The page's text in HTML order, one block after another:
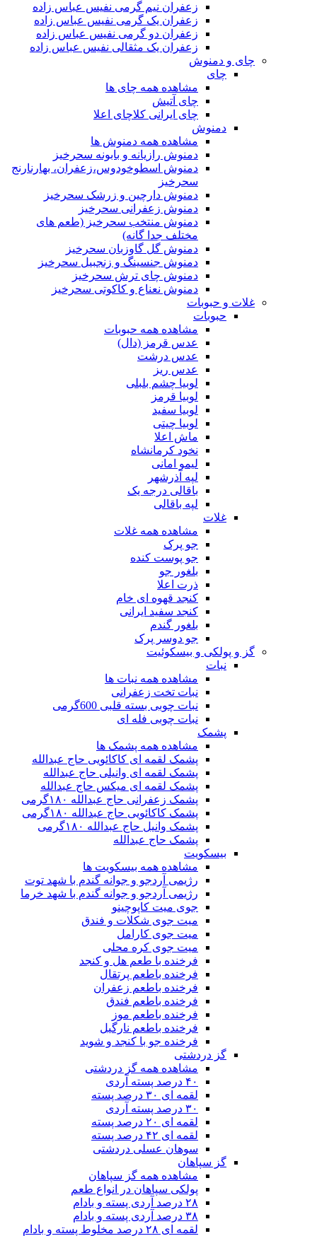
زعفران نیم گرمی نفیس عباس زاده
زعفران یک گرمی نفیس عباس زاده
زعفران دو گرمی نفیس عباس زاده
زعفران یک مثقالی نفیس عباس زاده
چای و دمنوش
چای
مشاهده همه چای ها
چای آتیش
چای ایرانی کلاچای اعلا
دمنوش
مشاهده همه دمنوش ها
دمنوش رازیانه و بابونه سحرخیز
دمنوش اسطوخودوس،زعفران، بهارنارنج
سحرخیز
دمنوش دارچین و زرشک سحرخیز
دمنوش زعفرانی سحرخیز
دمنوش منتخب سحرخیز (طعم های
مختلف جدا گانه)
دمنوش گل گاوزبان سحرخیز
دمنوش جنسینگ و زنجبیل سحرخیز
دمنوش چای ترش سحرخیز
دمنوش نعناع و کاکوتی سحرخیز
غلات و حبوبات
حبوبات
مشاهده همه حبوبات
عدس قرمز (دال)
عدس درشت
عدس ریز
لوبیا چشم بلبلی
لوبیا قرمز
لوبیا سفید
لوبیا چیتی
ماش اعلا
نخود کرمانشاه
لیمو امانی
لپه آذرشهر
باقالی درجه یک
لپه باقالی
غلات
مشاهده همه غلات
جو پرک
جو پوست کنده
بلغور جو
ذرت اعلا
کنجد قهوه ای خام
کنجد سفید ایرانی
بلغور گندم
جو دوسر پرک
گز و پولکی و بیسکوئیت
نبات
مشاهده همه نبات ها
نبات تخت زعفرانی
نبات چوبی بسته قلبی 600گرمی
نبات چوبی فله ای
پشمک
مشاهده همه پشمک ها
پشمک لقمه ای کاکائویی حاج عبدالله
پشمک لقمه ای وانیلی حاج عبدالله
پشمک لقمه ای میکس حاج عبدالله
پشمک زعفرانی حاج عبدالله ۱۸۰گرمی
پشمک کاکائویی حاج عبدالله ۱۸۰گرمی
پشمک وانیل حاج عبدالله ۱۸۰گرمی
پشمک حاج عبدالله
بیسکویت
مشاهده همه بیسکویت ها
رژیمی آردجو و جوانه گندم با شهد توت
رژیمی آردجو و جوانه گندم با شهد خرما
جوی میت کاپوچینو
میت جوی شکلات و فندق
میت جوی کارامل
میت جوی کره محلی
فرخنده با طعم هل و کنجد
فرخنده باطعم پرتقال
فرخنده باطعم زعفران
فرخنده باطعم فندق
فرخنده باطعم موز
فرخنده باطعم نارگیل
فرخنده جو با کنجد و شوید
گز دردشتی
مشاهده همه گز دردشتی
۴۰ درصد پسته آردی
لقمه ای ۳۰ درصد پسته
۳۰ درصد پسته آردی
لقمه ای ۲۰ درصد پسته
لقمه ای ۴۲ درصد پسته
سوهان عسلی دردشتی
گز سپاهان
مشاهده همه گز سپاهان
پولکی سپاهان در انواع طعم
۲۸ درصد آردی پسته و بادام
۳۸ درصد آردی پسته و بادام
لقمه ای ۲۸ درصد مخلوط پسته و بادام